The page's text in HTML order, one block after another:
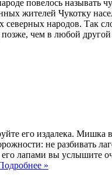
повелось называть
жителей Чукотку
народов. Так
позже, чем в любой
его издалека. Мишка
не разбивать
лапами вы услышите
»